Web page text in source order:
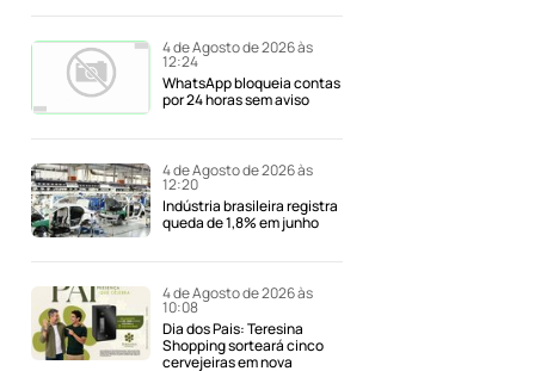
4 de Agosto de 2026 às
12:24
WhatsApp bloqueia contas
por 24 horas sem aviso
4 de Agosto de 2026 às
12:20
Indústria brasileira registra
queda de 1,8% em junho
4 de Agosto de 2026 às
10:08
Dia dos Pais: Teresina
Shopping sorteará cinco
cervejeiras em nova